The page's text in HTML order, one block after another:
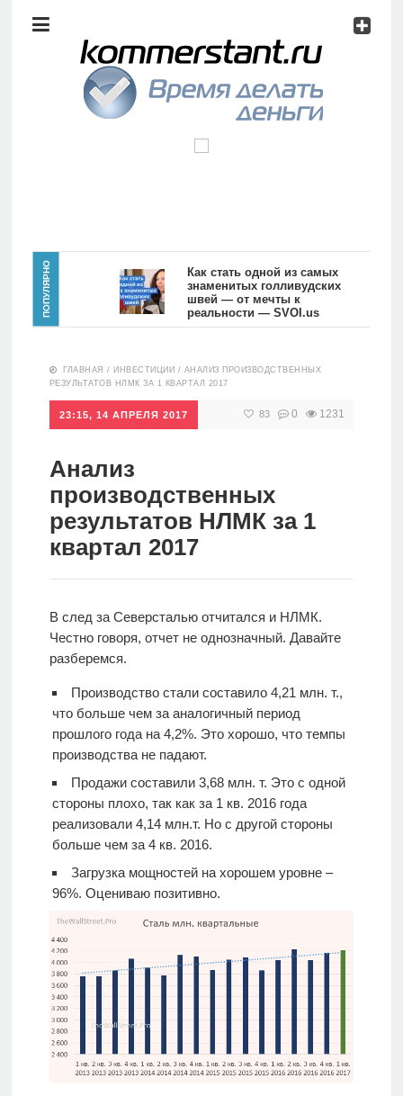
анализ
Видео
Сделано
Главная
Новости
Аналитика
Инвестиции
Дивиденды
Волновой
Видео
Сделано
в России
ПОПУЛЯРНО
Как стать одной из самых
знаменитых голливудских
швей — от мечты к
реальности — SVOI.us
10559
ГЛАВНАЯ / ИНВЕСТИЦИИ / АНАЛИЗ ПРОИЗВОДСТВЕННЫХ
РЕЗУЛЬТАТОВ НЛМК ЗА 1 КВАРТАЛ 2017
23:15, 14 АПРЕЛЯ 2017 83 0 1231
Анализ
производственных
результатов НЛМК за 1
квартал 2017
В след за Северсталью отчитался и НЛМК.
Честно говоря, отчет не однозначный. Давайте
разберемся.
Производство стали составило 4,21 млн. т.,
что больше чем за аналогичный период
прошлого года на 4,2%. Это хорошо, что темпы
производства не падают.
Продажи составили 3,68 млн. т. Это с одной
стороны плохо, так как за 1 кв. 2016 года
реализовали 4,14 млн.т. Но с другой стороны
больше чем за 4 кв. 2016.
Загрузка мощностей на хорошем уровне –
96%. Оцениваю позитивно.